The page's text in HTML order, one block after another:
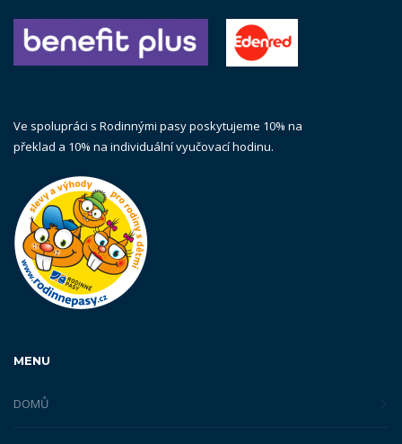
Ve spolupráci s Rodinnými pasy poskytujeme 10% na
překlad a 10% na individuální vyučovací hodinu.
MENU
DOMŮ